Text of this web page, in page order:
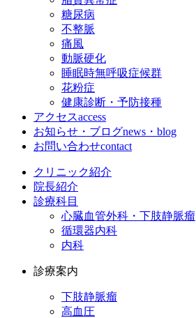
糖尿病
不整脈
痛風
動脈硬化
睡眠時無呼吸症候群
花粉症
健康診断・予防接種
アクセスaccess
お知らせ・ブログnews・blog
お問い合わせcontact
クリニック紹介
院長紹介
診療科目
心臓血管外科・下肢静脈瘤
循環器内科
内科
診療案内
下肢静脈瘤
高血圧